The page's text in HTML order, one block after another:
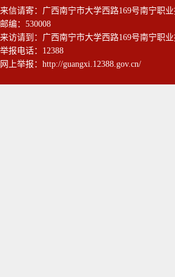
来信请寄：广西南宁市大学西路169号南宁职
邮编：530008
来访请到：广西南宁市大学西路169号南宁职
举报电话：12388
网上举报： http://guangxi.12388.gov.cn/